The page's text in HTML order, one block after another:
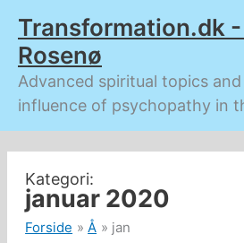
indholdet
Transformation.dk
Rosenø
Advanced spiritual topics
influence of psychopathy in
januar 2020
Forside Å jan